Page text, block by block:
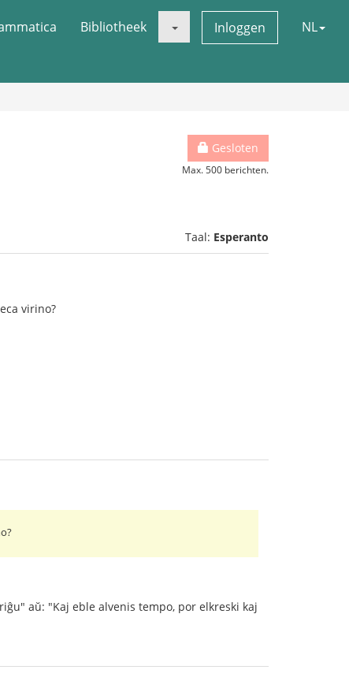
Bibliotheek Inloggen NL
Gesloten
Max. 500 berichten.
Taal: Esperanto
virino?
aŭ: "Kaj eble alvenis tempo, por elkreski kaj